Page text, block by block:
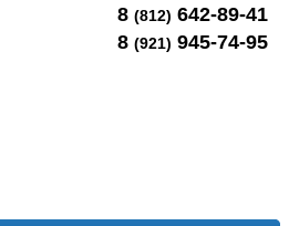
8 (812) 642-89-41
8 (921) 945-74-95